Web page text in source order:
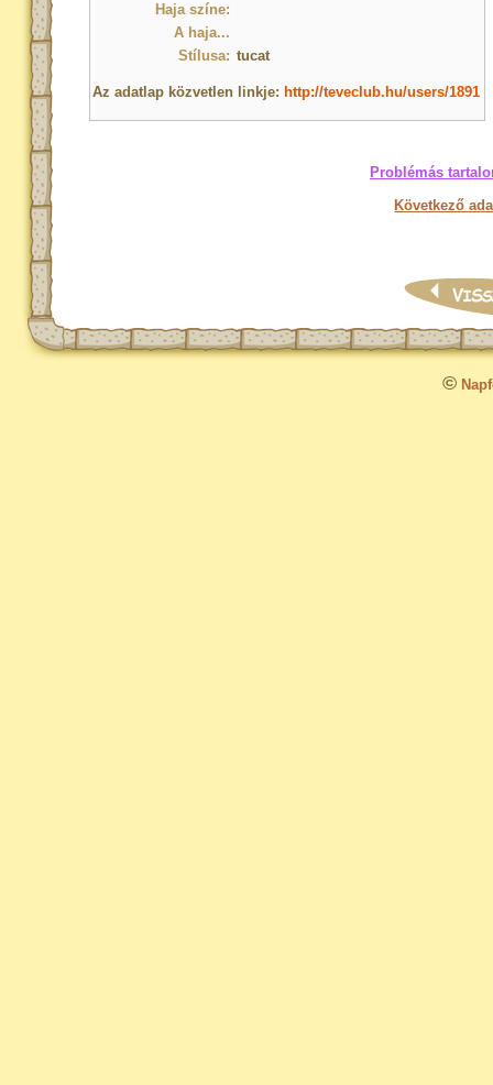
Haja színe:
A haja...
Stílusa: tucat
Az adatlap közvetlen linkje: http://teveclub.hu/users/1891
Problémás
Következő
©